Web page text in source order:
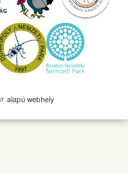
alapú webhely